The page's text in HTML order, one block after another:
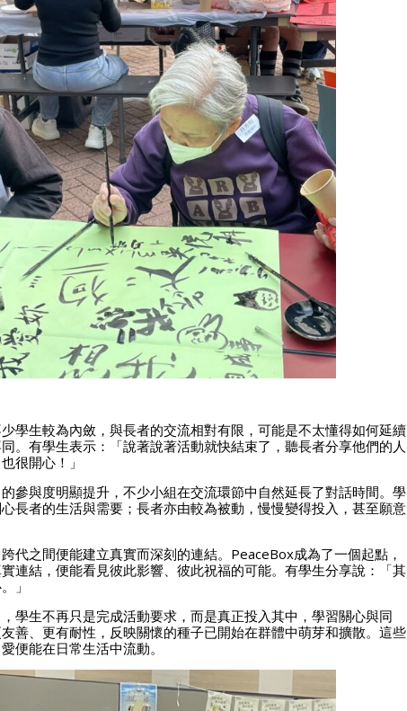
學生較為內斂，與長者的交流相對有限，可能是不太懂得如何延續
。有學生表示：「說著說著活動就快結束了，聽長者分享他們的人
很開心！」
參與度明顯提升，不少小組在交流環節中自然延長了對話時間。學
長者的生活與需要；長者亦由較為被動，慢慢變得投入，甚至願意
代之間便能建立真實而深刻的連結。PeaceBox成為了一個起點，
連結，便能看見彼此影響、彼此祝福的可能。有學生分享說：「其
」
學生不再只是完成活動要求，而是真正投入其中，學習關心與同
善、更有耐性，反映關懷的種子已開始在群體中萌芽和擴散。這些
便能在日常生活中流動。